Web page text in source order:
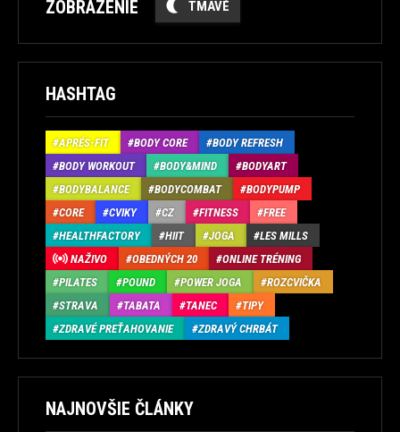
ZOBRAZENIE TMAVÉ
HASHTAG
APRÉS-FIT BODY CORE
BODY REFRESH
BODY WORKOUT
BODY&MIND
BODYART
BODYBALANCE
BODYCOMBAT
BODYPUMP
CORE
CVIKY CZ FITNESS
FREE
HEALTHFACTORY
HIIT JOGA
LES MILLS
NAŽIVO
OBEDNÝCH 20
ONLINE TRÉNING
PILATES
POUND POWER JOGA
ROZCVIČKA
STRAVA
TABATA TANEC
TIPY
ZDRAVÉ PREŤAHOVANIE
ZDRAVÝ CHRBÁT
NAJNOVŠIE ČLÁNKY